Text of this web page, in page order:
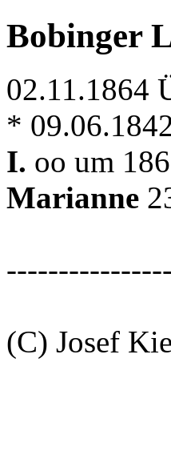
Bobinger
02.11.1864
*
I. oo um
Marianne
(C) Josef